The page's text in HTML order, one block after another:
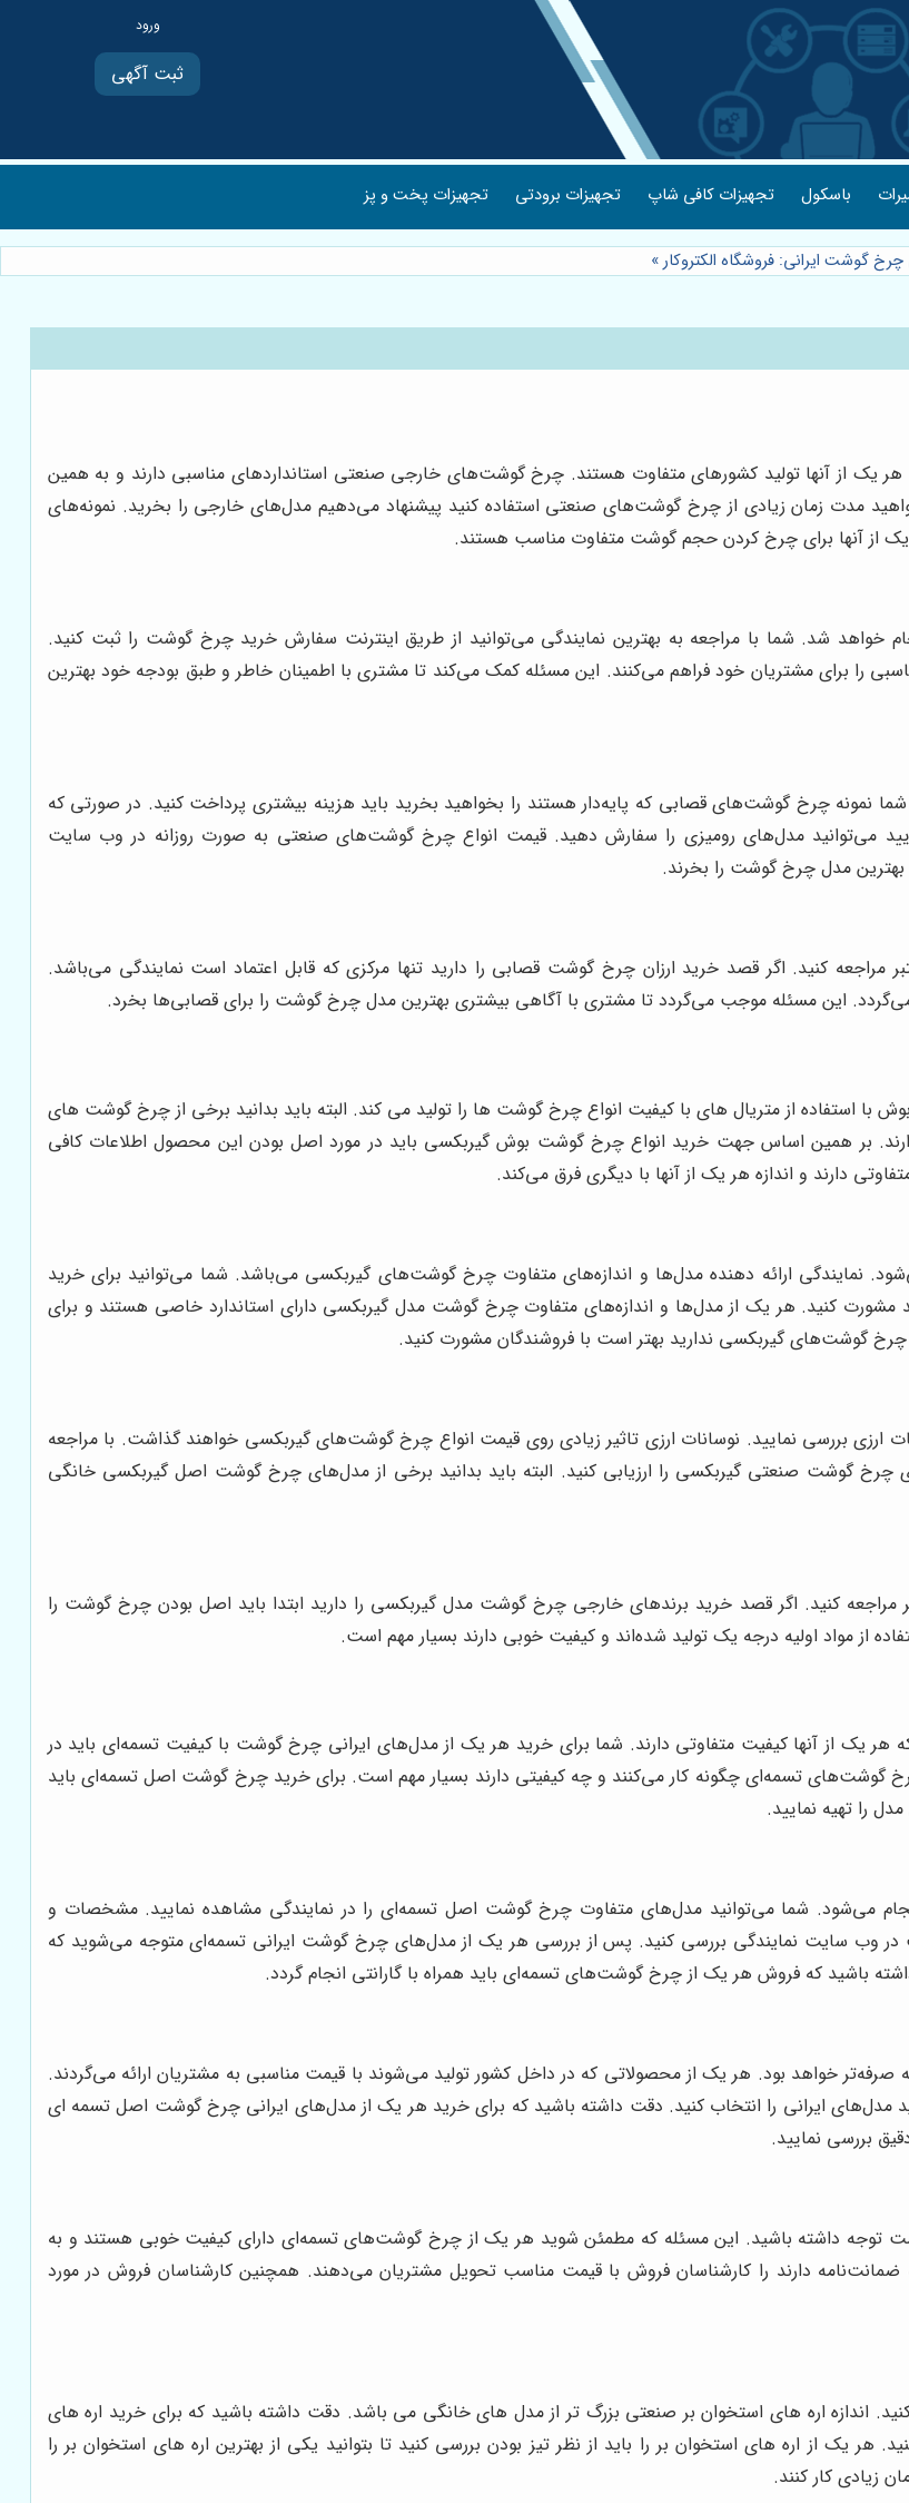
ثبت آگهی
باسکول تجهیزات کافی شاپ تجهیزات برودتی تجهیزات پخت و پز
چرخ گوشت ایرانی: فروشگاه الکتروکار»
هر یک از آنها تولید کشورهای متفاوت هستند. چرخ گوشت‌های خارجی صنعتی استانداردهای مناسبی دارند و به همین
مدت زمان زیادی از چرخ گوشت‌های صنعتی استفاده کنید پیشنهاد می‌دهیم مدل‌های خارجی را بخرید. نمونه‌های
از آنها برای چرخ کردن حجم گوشت متفاوت مناسب هستند.
شد. شما با مراجعه به بهترین نمایندگی می‌توانید از طریق اینترنت سفارش خرید چرخ گوشت را ثبت کنید.
را برای مشتریان خود فراهم می‌کنند. این مسئله کمک می‌کند تا مشتری با اطمینان خاطر و طبق بودجه خود بهترین
چرخ گوشت‌های قصابی که پایه‌دار هستند را بخواهید بخرید باید هزینه بیشتری پرداخت کنید. در صورتی که
می‌توانید مدل‌های رومیزی را سفارش دهید. قیمت انواع چرخ گوشت‌های صنعتی به صورت روزانه در وب سایت
بهترین مدل چرخ گوشت را بخرند.
کنید. اگر قصد خرید ارزان چرخ گوشت قصابی را دارید تنها مرکزی که قابل اعتماد است نمایندگی می‌باشد.
این مسئله موجب می‌گردد تا مشتری با آگاهی بیشتری بهترین مدل چرخ گوشت را برای قصابی‌ها بخرد.
با استفاده از متریال ‌های با کیفیت انواع چرخ گوشت‌ ها را تولید می‌ کند. البته باید بدانید برخی از چرخ گوشت‌ های
بر همین اساس جهت خرید انواع چرخ گوشت بوش گیربکسی باید در مورد اصل بودن این محصول اطلاعات کافی
دارند و اندازه هر یک از آنها با دیگری فرق می‌کند.
نمایندگی ارائه دهنده مدل‌ها و اندازه‌های متفاوت چرخ گوشت‌های گیربکسی می‌باشد. شما می‌توانید برای خرید
مشورت کنید. هر یک از مدل‌ها و اندازه‌های متفاوت چرخ گوشت مدل گیربکسی دارای استاندارد خاصی هستند و برای
چرخ گوشت‌های گیربکسی ندارید بهتر است با فروشندگان مشورت کنید.
بررسی نمایید. نوسانات ارزی تاثیر زیادی روی قیمت انواع چرخ گوشت‌های گیربکسی خواهند گذاشت. با مراجعه
گوشت صنعتی گیربکسی را ارزیابی کنید. البته باید بدانید برخی از مدل‌های چرخ گوشت اصل گیربکسی خانگی
کنید. اگر قصد خرید برندهای خارجی چرخ گوشت مدل گیربکسی را دارید ابتدا باید اصل بودن چرخ گوشت را
از مواد اولیه درجه یک تولید شده‌اند و کیفیت خوبی دارند بسیار مهم است.
هر یک از آنها کیفیت متفاوتی دارند. شما برای خرید هر یک از مدل‌های ایرانی چرخ گوشت با کیفیت تسمه‌ای باید در
گوشت‌های تسمه‌ای چگونه کار می‌کنند و چه کیفیتی دارند بسیار مهم است. برای خرید چرخ گوشت اصل تسمه‌ای باید
را تهیه نمایید.
می‌شود. شما می‌توانید مدل‌های متفاوت چرخ گوشت اصل تسمه‌ای را در نمایندگی مشاهده نمایید. مشخصات و
در وب سایت نمایندگی بررسی کنید. پس از بررسی هر یک از مدل‌های چرخ گوشت ایرانی تسمه‌ای متوجه می‌شوید که
باشید که فروش هر یک از چرخ گوشت‌های تسمه‌ای باید همراه با گارانتی انجام گردد.
خواهد بود. هر یک از محصولاتی که در داخل کشور تولید می‌شوند با قیمت مناسبی به مشتریان ارائه می‌گردند.
مدل‌های ایرانی را انتخاب کنید. دقت داشته باشید که برای خرید هر یک از مدل‌های ایرانی چرخ گوشت اصل تسمه ای
بررسی نمایید.
توجه داشته باشید. این مسئله که مطمئن شوید هر یک از چرخ گوشت‌های تسمه‌ای دارای کیفیت خوبی هستند و به
دارند را کارشناسان فروش با قیمت مناسب تحویل مشتریان می‌دهند. همچنین کارشناسان فروش در مورد
اندازه اره های استخوان بر صنعتی بزرگ تر از مدل های خانگی می باشد. دقت داشته باشید که برای خرید اره های
هر یک از اره های استخوان بر را باید از نظر تیز بودن بررسی کنید تا بتوانید یکی از بهترین اره های استخوان بر را
زیادی کار کنند.